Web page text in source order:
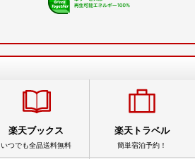
楽天ブックス
いつでも全品送料無料
楽天トラベル
簡単宿泊予約！